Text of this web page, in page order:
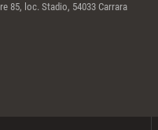
85, loc. Stadio, 54033 Carrara